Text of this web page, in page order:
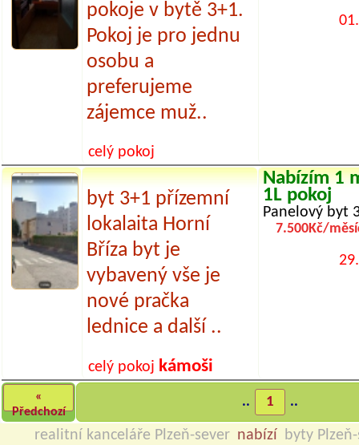
pokoje v bytě 3+1.
Pokoj je pro jednu
osobu a
preferujeme
zájemce muž..
celý pokoj
byt 3+1 přízemní
lokalaita Horní
Bříza byt je
vybavený vše je
nové pračka
lednice a další ..
celý pokoj kámoši
Nabízím 1
1L pokoj
Panelový byt
7.500Kč/
«
Předchozí
.. 1 ..
realitní kanceláře Plzeň-sever nabízí byty